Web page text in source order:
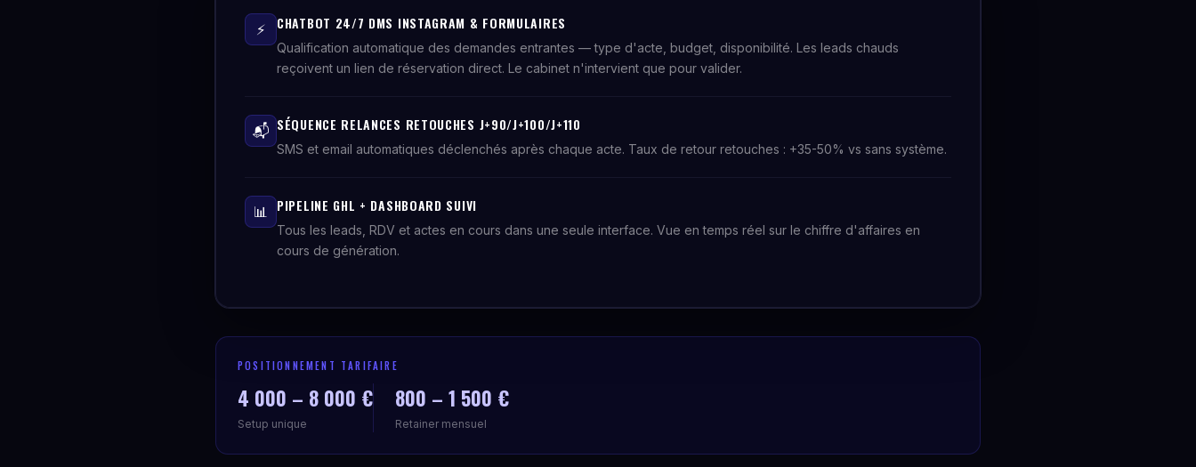
⚡ CHATBOT 24/7 DMS INSTAGRAM & FORMULAIRES
Qualification automatique des demandes entrantes — type d'acte, budget, disponibilité. Les leads chauds
reçoivent un lien de réservation direct. Le cabinet n'intervient que pour valider.
📬 SÉQUENCE RELANCES RETOUCHES J+90/J+100/J+110
SMS et email automatiques déclenchés après chaque acte. Taux de retour retouches : +35-50% vs sans système.
📊 PIPELINE GHL + DASHBOARD SUIVI
Tous les leads, RDV et actes en cours dans une seule interface. Vue en temps réel sur le chiffre d'affaires en
cours de génération.
POSITIONNEMENT TARIFAIRE
4 000 – 8 000 €
Setup unique
800 – 1 500 €
Retainer mensuel